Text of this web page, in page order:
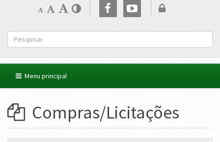
Menu principal
Compras/Licitações